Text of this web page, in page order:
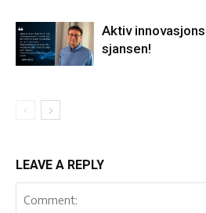
Aktiv
sjansen!
LEAVE A REPLY